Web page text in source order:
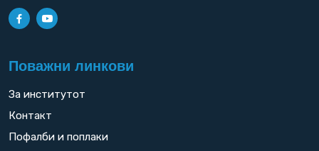
Поважни линкови
За институтот
Контакт
Пофалби и поплаки